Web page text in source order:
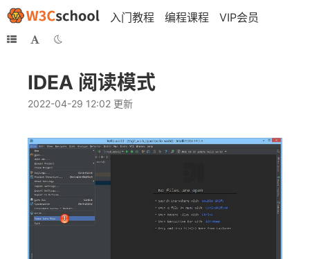
入门教程 编程课程 VIP会员
IDEA 阅读模式
2022-04-29 12:02 更新